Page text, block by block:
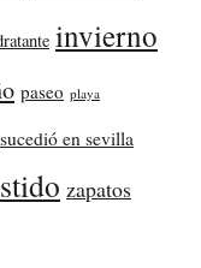
invierno
paseo playa
sucedió en sevilla
zapatos